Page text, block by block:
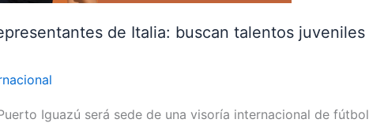
de Italia: buscan talentos juveniles
Iguazú será sede de una visoría internacional de fútbol